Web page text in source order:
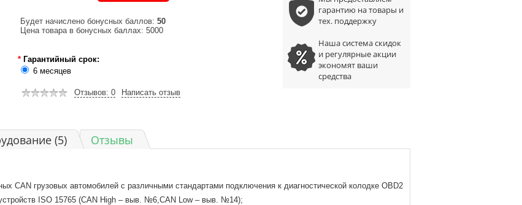
Будет начислено бонусных баллов: 50
Цена товара в бонусных баллах: 5000
* Гарантийный срок:
6 месяцев
Отзывов: 0 Написать отзыв
гарантию на товары и
тех. поддержку
Наша система скидок
и регулярные акции
экономят ваши
средства
(5) Отзывы
CAN грузовых автомобилей с различными стандартами подключения к диагностической колодке OBD2
ISO 15765 (CAN High – выв. №6,CAN Low – выв. №14);